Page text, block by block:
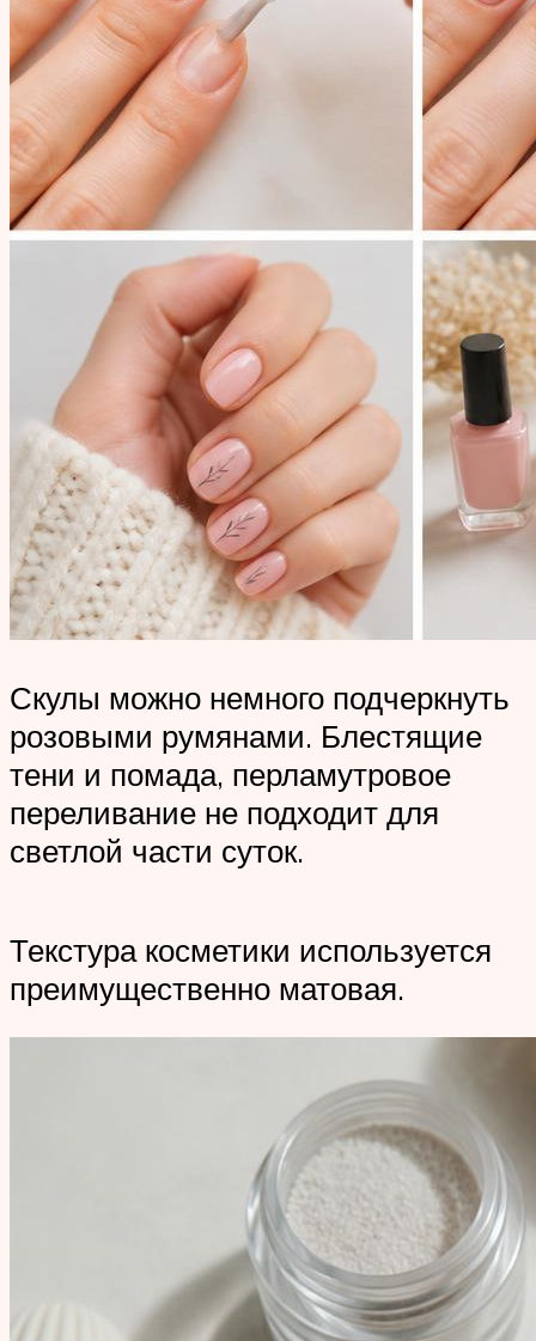
Скулы можно немного подчеркнуть
розовыми румянами. Блестящие
тени и помада, перламутровое
переливание не подходит для
светлой части суток.
Текстура косметики используется
преимущественно матовая.